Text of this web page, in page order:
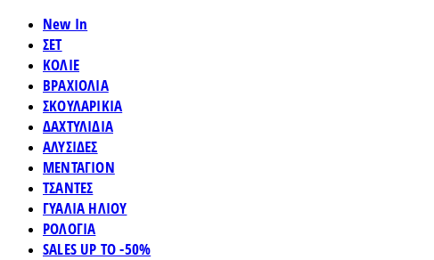
New In
ΣΕΤ
ΚΟΛΙΕ
ΒΡΑΧΙΟΛΙΑ
ΣΚΟΥΛΑΡΙΚΙΑ
ΔΑΧΤΥΛΙΔΙΑ
ΑΛΥΣΙΔΕΣ
ΜΕΝΤΑΓΙΟΝ
ΤΣΑΝΤΕΣ
ΓΥΑΛΙΑ ΗΛΙΟΥ
ΡΟΛΟΓΙΑ
SALES UP TO -50%